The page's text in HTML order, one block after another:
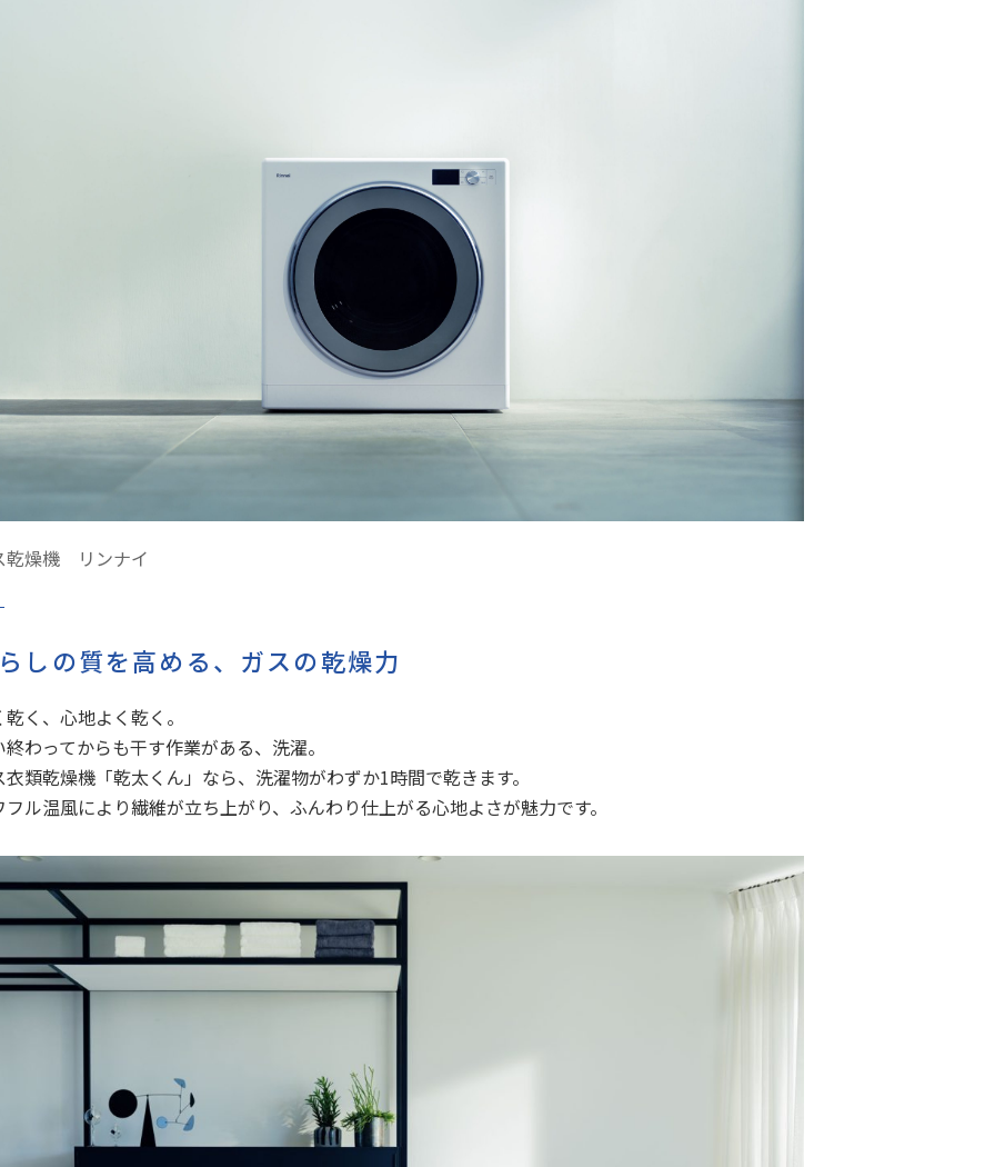
乾燥機 リンナイ
しの質を高める、ガスの乾燥力
く、心地よく乾く。
終わってからも干す作業がある、洗濯。
衣類乾燥機「乾太くん」なら、洗濯物がわずか1時間で乾きます。
フル温風により繊維が立ち上がり、ふんわり仕上がる心地よさが魅力です。